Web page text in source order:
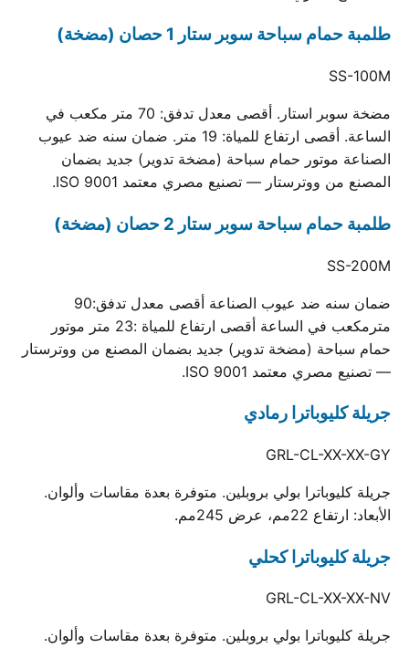
طلمبة حمام سباحة سوبر ستار 1 حصان (مضخة)
SS-100M
مضخة سوبر استار. أقصى معدل تدفق: 70 متر مكعب في
الساعة. أقصى ارتفاع للمياة: 19 متر. ضمان سنه ضد عيوب
الصناعة موتور حمام سباحة (مضخة تدوير) جديد بضمان
المصنع من ووترستار — تصنيع مصري معتمد ISO 9001.
طلمبة حمام سباحة سوبر ستار 2 حصان (مضخة)
SS-200M
ضمان سنه ضد عيوب الصناعة أقصى معدل تدفق:90
مترمكعب في الساعة أقصى ارتفاع للمياة :23 متر موتور
حمام سباحة (مضخة تدوير) جديد بضمان المصنع من ووترستار
— تصنيع مصري معتمد ISO 9001.
جريلة كليوباترا رمادي
GRL-CL-XX-XX-GY
جريلة كليوباترا بولي بروبلين. متوفرة بعدة مقاسات وألوان.
الأبعاد: ارتفاع 22مم، عرض 245مم.
جريلة كليوباترا كحلي
GRL-CL-XX-XX-NV
جريلة كليوباترا بولي بروبلين. متوفرة بعدة مقاسات وألوان.